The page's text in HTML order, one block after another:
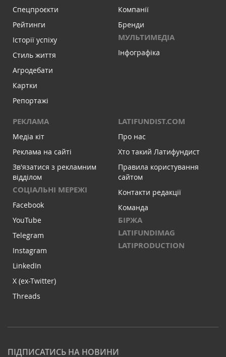
Спецпроєкти
Рейтинги
Історії успіху
Стиль життя
Агродебати
Картки
Репортажі
Компанії
Бренди
МУЛЬТИМЕДІА
Інфографіка
РЕКЛАМА
Медіа кіт
Реклама на сайті
Зв'язатися з рекламним
відділом
СОЦІАЛЬНІ МЕРЕЖІ
Facebook
YouTube
Telegram
Instagram
LinkedIn
X (ex-Twitter)
Threads
LATIFUNDIST.COM
Про нас
Хто такий Латифундист
Правила користування
сайтом
Контакти редакції
Команда
БІРЖА
LATIFUNDIMAG
LATIPRODUCTION
ПІДПИСАТИСЬ НА НОВИНИ